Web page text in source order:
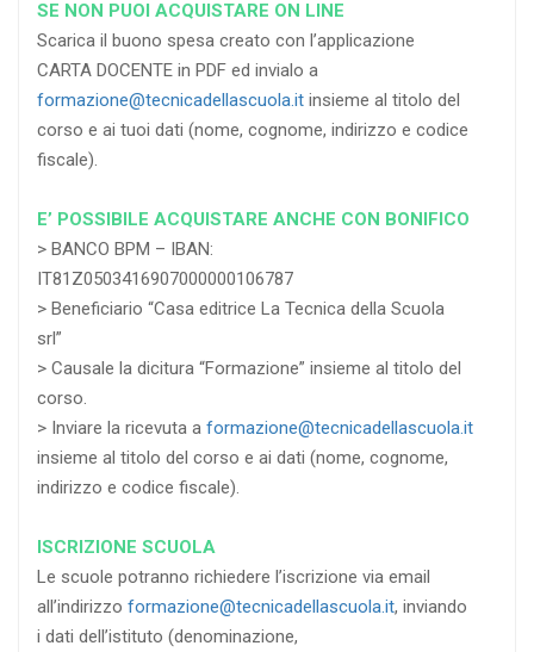
SE NON PUOI ACQUISTARE ON LINE
Scarica il buono spesa creato con l’applicazione
CARTA DOCENTE in PDF ed invialo a
formazione@tecnicadellascuola.it insieme al titolo del
corso e ai tuoi dati (nome, cognome, indirizzo e codice
fiscale).
E’ POSSIBILE ACQUISTARE ANCHE CON BONIFICO
> BANCO BPM – IBAN:
IT81Z0503416907000000106787
> Beneficiario “Casa editrice La Tecnica della Scuola
srl”
> Causale la dicitura “Formazione” insieme al titolo del
corso.
> Inviare la ricevuta a formazione@tecnicadellascuola.it
insieme al titolo del corso e ai dati (nome, cognome,
indirizzo e codice fiscale).
ISCRIZIONE SCUOLA
Le scuole potranno richiedere l’iscrizione via email
all’indirizzo formazione@tecnicadellascuola.it, inviando
i dati dell’istituto (denominazione,